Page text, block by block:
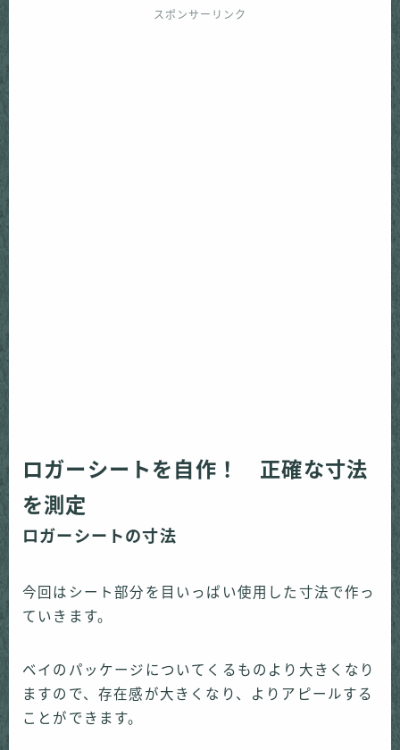
スポンサーリンク
ロガーシートを自作！ 正確な寸法
を測定
ロガーシートの寸法
今回はシート部分を目いっぱい使用した寸法で作っ
ていきます。
ベイのパッケージについてくるものより大きくなり
ますので、存在感が大きくなり、よりアピールする
ことができます。